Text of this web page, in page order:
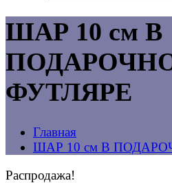
ШАР 10 см В
ФУТЛЯРЕ
Главная
ШАР 10 см В
Распродажа!